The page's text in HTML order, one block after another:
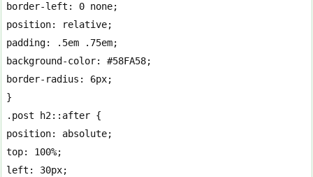
border-left: 0 none;
position: relative;
padding: .5em .75em;
background-color: #58FA58;
border-radius: 6px;
}
.post h2::after {
position: absolute;
top: 100%;
left: 30px;